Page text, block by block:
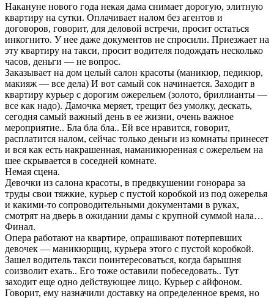
Накануне нового года некая дама снимает дорогую, элитную
квартиру на сутки. Оплачивает налом без агентов и
договоров, говорит, для деловой встречи, просит остаться
инкогнито. У нее даже документов не спросили. Приезжает на
эту квартиру на такси, просит водителя подождать несколько
часов, деньги — не вопрос.
Заказывает на дом целый салон красоты (маникюр, педикюр,
макияж — все дела) И вот самый сок начинается. Заходит в
квартиру курьер с дорогим ожерельем (золото, бриллианты —
все как надо). Дамочка меряет, трещит без умолку, дескать,
сегодня самый важный день в ее жизни, очень важное
мероприятие.. Бла бла бла.. Ей все нравится, говорит,
расплатится налом, сейчас только деньги из комнаты принесет
и вся как есть накрашенная, наманикюренная с ожерельем на
шее скрывается в соседней комнате.
Немая сцена.
Девочки из салона красоты, в предвкушении гонорара за
труды свои тяжкие, курьер с пустой коробкой из под ожерелья
и какими-то сопроводительными документами в руках,
смотрят на дверь в ожидании дамы с крупной суммой нала…
Финал.
Опера работают на квартире, опрашивают потерпевших
девочек — маникюрщиц, курьера этого с пустой коробкой.
Зашел водитель такси поинтересоваться, когда барышня
соизволит ехать.. Его тоже оставили побеседовать.. Тут
заходит еще одно действующее лицо. Курьер с айфоном.
Говорит, ему назначили доставку на определенное время, но